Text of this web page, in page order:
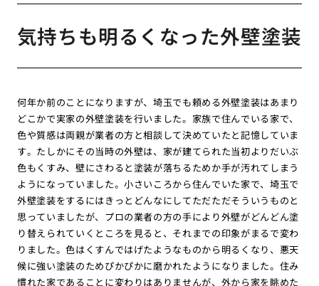
気持ちも明るくなった外壁塗装
何年か前のことになりますが、埼玉でも頼める外壁塗装はあまり
どこかで実家の外壁塗装を行いました。家族で住んでいる家で、
色や質感は両親が業者の方と相談して決めていたと記憶していま
す。たしかにその当時の外壁は、家が建てられた当初よりだいぶ
色もくすみ、壁にさわると塗装が落ちるためか手が汚れてしまう
ようになっていました。小さいころから住んでいた家で、埼玉で
外壁塗装をするにはきっとどんなにしてただただそういうものと
思っていましたが、プロの業者の方の手により外壁がどんどん塗
り替えられていくところを見ると、それまでの印象がまるで変わ
りました。色はくすんではげたようなものから明るくなり、悪天
候に強い塗装のためぴかぴかに磨かれたようになりました。住み
慣れた家であることに変わりはありませんが、外から家を眺めた